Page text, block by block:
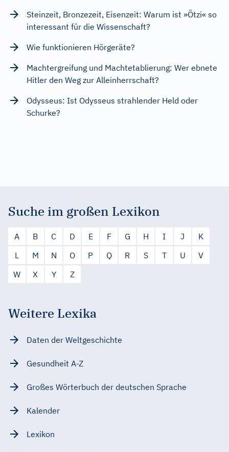
Steinzeit, Bronzezeit, Eisenzeit: Warum ist »Ötzi« so
interessant für die Wissenschaft?
Wie funktionieren Hörgeräte?
Machtergreifung und Machtetablierung: Wer ebnete
Hitler den Weg zur Alleinherrschaft?
Odysseus: Ist Odysseus strahlender Held oder
Schurke?
Suche im großen Lexikon
A B C D E F G H I J
K
L
M N O P Q R S T U
V
W
X Y Z
Weitere Lexika
Daten der Weltgeschichte
Gesundheit A-Z
Großes Wörterbuch der deutschen Sprache
Kalender
Lexikon